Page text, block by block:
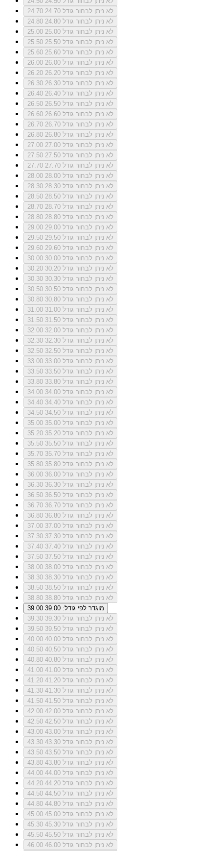
24.70
לא ניתן לבחור גודל 24.70
24.80
לא ניתן לבחור גודל 24.80
25.00
לא ניתן לבחור גודל 25.00
25.50
לא ניתן לבחור גודל 25.50
25.60
לא ניתן לבחור גודל 25.60
26.00
לא ניתן לבחור גודל 26.00
26.20
לא ניתן לבחור גודל 26.20
26.30
לא ניתן לבחור גודל 26.30
26.40
לא ניתן לבחור גודל 26.40
26.50
לא ניתן לבחור גודל 26.50
26.60
לא ניתן לבחור גודל 26.60
26.70
לא ניתן לבחור גודל 26.70
26.80
לא ניתן לבחור גודל 26.80
27.00
לא ניתן לבחור גודל 27.00
27.50
לא ניתן לבחור גודל 27.50
27.70
לא ניתן לבחור גודל 27.70
28.00
לא ניתן לבחור גודל 28.00
28.30
לא ניתן לבחור גודל 28.30
28.50
לא ניתן לבחור גודל 28.50
28.70
לא ניתן לבחור גודל 28.70
28.80
לא ניתן לבחור גודל 28.80
29.00
לא ניתן לבחור גודל 29.00
29.50
לא ניתן לבחור גודל 29.50
29.60
לא ניתן לבחור גודל 29.60
30.00
לא ניתן לבחור גודל 30.00
30.20
לא ניתן לבחור גודל 30.20
30.30
לא ניתן לבחור גודל 30.30
30.50
לא ניתן לבחור גודל 30.50
30.80
לא ניתן לבחור גודל 30.80
31.00
לא ניתן לבחור גודל 31.00
31.50
לא ניתן לבחור גודל 31.50
32.00
לא ניתן לבחור גודל 32.00
32.30
לא ניתן לבחור גודל 32.30
32.50
לא ניתן לבחור גודל 32.50
33.00
לא ניתן לבחור גודל 33.00
33.50
לא ניתן לבחור גודל 33.50
33.80
לא ניתן לבחור גודל 33.80
34.00
לא ניתן לבחור גודל 34.00
34.40
לא ניתן לבחור גודל 34.40
34.50
לא ניתן לבחור גודל 34.50
35.00
לא ניתן לבחור גודל 35.00
35.20
לא ניתן לבחור גודל 35.20
35.50
לא ניתן לבחור גודל 35.50
35.70
לא ניתן לבחור גודל 35.70
35.80
לא ניתן לבחור גודל 35.80
36.00
לא ניתן לבחור גודל 36.00
36.30
לא ניתן לבחור גודל 36.30
36.50
לא ניתן לבחור גודל 36.50
36.70
לא ניתן לבחור גודל 36.70
36.80
לא ניתן לבחור גודל 36.80
37.00
לא ניתן לבחור גודל 37.00
37.30
לא ניתן לבחור גודל 37.30
37.40
לא ניתן לבחור גודל 37.40
37.50
לא ניתן לבחור גודל 37.50
38.00
לא ניתן לבחור גודל 38.00
38.30
לא ניתן לבחור גודל 38.30
38.50
לא ניתן לבחור גודל 38.50
38.80
לא ניתן לבחור גודל 38.80
39.00
מוגדר לפי גודל: 39.00
39.30
לא ניתן לבחור גודל 39.30
39.50
לא ניתן לבחור גודל 39.50
40.00
לא ניתן לבחור גודל 40.00
40.50
לא ניתן לבחור גודל 40.50
40.80
לא ניתן לבחור גודל 40.80
41.00
לא ניתן לבחור גודל 41.00
41.20
לא ניתן לבחור גודל 41.20
41.30
לא ניתן לבחור גודל 41.30
41.50
לא ניתן לבחור גודל 41.50
42.00
לא ניתן לבחור גודל 42.00
42.50
לא ניתן לבחור גודל 42.50
43.00
לא ניתן לבחור גודל 43.00
43.30
לא ניתן לבחור גודל 43.30
43.50
לא ניתן לבחור גודל 43.50
43.80
לא ניתן לבחור גודל 43.80
44.00
לא ניתן לבחור גודל 44.00
44.20
לא ניתן לבחור גודל 44.20
44.50
לא ניתן לבחור גודל 44.50
44.80
לא ניתן לבחור גודל 44.80
45.00
לא ניתן לבחור גודל 45.00
45.30
לא ניתן לבחור גודל 45.30
45.50
לא ניתן לבחור גודל 45.50
46.00
לא ניתן לבחור גודל 46.00